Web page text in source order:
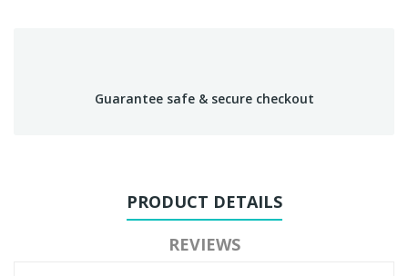
Guarantee safe & secure checkout
PRODUCT DETAILS
REVIEWS